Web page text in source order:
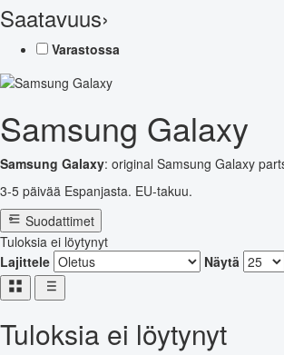
Saatavuus›
Varastossa
Samsung Galaxy
Samsung Galaxy: original Samsung Galaxy
3-5 päivää Espanjasta. EU-takuu.
Suodattimet
Tuloksia ei löytynyt
Lajittele
Näytä
Tuloksia ei löytynyt